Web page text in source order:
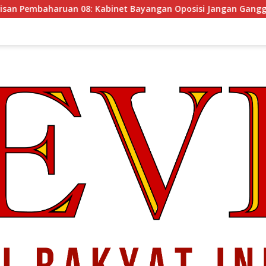
Bayangan Oposisi Jangan Ganggu Stabilitas Nasional